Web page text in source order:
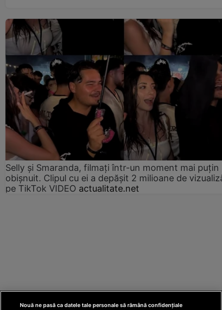
Selly și Smaranda, filmați într-un moment mai puțin
obișnuit. Clipul cu ei a depășit 2 milioane de
pe TikTok VIDEO actualitate.net
Nouă ne pasă ca datele tale personale să rămână confidențiale